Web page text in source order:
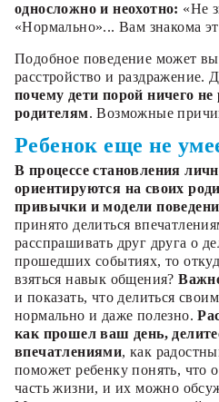
односложно и неохотно: «Не
«Нормально»... Вам знакома
Подобное поведение может
расстройство и раздражение.
почему дети порой ничего
родителям. Возможные
Ребенок еще не
В процессе становления
ориентируются на своих
привычки и модели
принято делиться
расспрашивать друг друга о
прошедших событиях, то
взяться навык общения?
и показать, что делиться
нормально и даже полезно.
как прошел ваш день,
впечатлениями, как
поможет ребенку понять, что
часть жизни, и их можно